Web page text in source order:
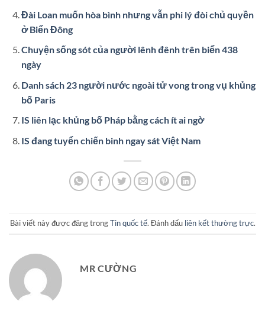
Đài Loan muốn hòa bình nhưng vẫn phi lý đòi chủ quyền
ở Biển Đông
Chuyện sống sót của người lênh đênh trên biển 438
ngày
Danh sách 23 người nước ngoài tử vong trong vụ khủng
bố Paris
IS liên lạc khủng bố Pháp bằng cách ít ai ngờ
IS đang tuyển chiến binh ngay sát Việt Nam
Bài viết này được đăng trongTin quốc tế. Đánh dấu liên kết thường trực.
MR CƯỜNG